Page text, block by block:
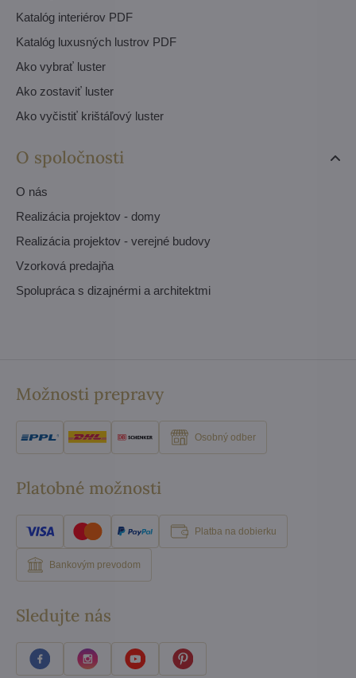
Katalóg interiérov PDF
Katalóg luxusných lustrov PDF
Ako vybrať luster
Ako zostaviť luster
Ako vyčistiť krištáľový luster
O spoločnosti
O nás
Realizácia projektov - domy
Realizácia projektov - verejné budovy
Vzorková predajňa
Spolupráca s dizajnérmi a architektmi
Možnosti prepravy
Osobný odber
Platobné možnosti
Platba na dobierku
Bankovým prevodom
Sledujte nás